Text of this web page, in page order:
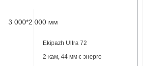
3 000*2 000 мм
Ekipazh Ultra 72
2-кам, 44 мм с энерго